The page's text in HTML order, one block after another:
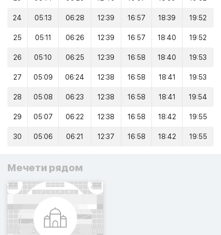
24 05:13 06:28 12:39 16:57 18:39 19:52
25 05:11 06:26 12:39 16:57 18:40 19:52
26 05:10 06:25 12:39 16:58 18:40 19:53
27 05:09 06:24 12:38 16:58 18:41 19:53
28 05:08 06:23 12:38 16:58 18:41 19:54
29 05:07 06:22 12:38 16:58 18:42 19:55
30 05:06 06:21 12:37 16:58 18:42 19:55
Мечети рядом